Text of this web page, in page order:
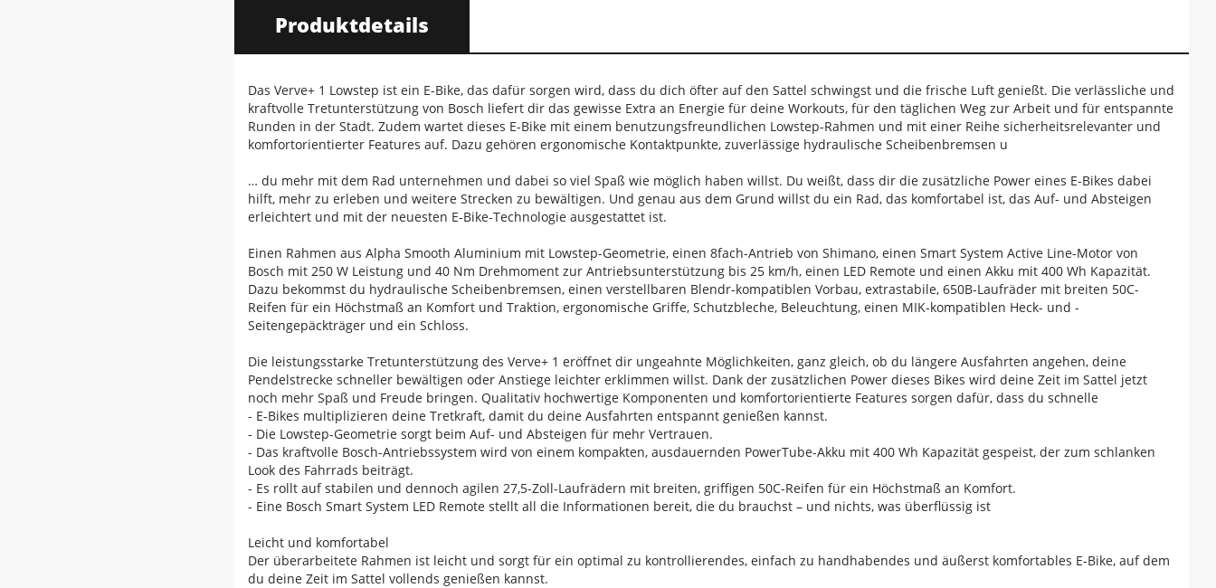
Produktdetails
Das Verve+ 1 Lowstep ist ein E-Bike, das dafür sorgen wird, dass du dich öfter auf den Sattel schwingst und die frische Luft genießt. Die verlässliche und
kraftvolle Tretunterstützung von Bosch liefert dir das gewisse Extra an Energie für deine Workouts, für den täglichen Weg zur Arbeit und für entspannte
Runden in der Stadt. Zudem wartet dieses E-Bike mit einem benutzungsfreundlichen Lowstep-Rahmen und mit einer Reihe sicherheitsrelevanter und
komfortorientierter Features auf. Dazu gehören ergonomische Kontaktpunkte, zuverlässige hydraulische Scheibenbremsen u
… du mehr mit dem Rad unternehmen und dabei so viel Spaß wie möglich haben willst. Du weißt, dass dir die zusätzliche Power eines E-Bikes dabei
hilft, mehr zu erleben und weitere Strecken zu bewältigen. Und genau aus dem Grund willst du ein Rad, das komfortabel ist, das Auf- und Absteigen
erleichtert und mit der neuesten E-Bike-Technologie ausgestattet ist.
Einen Rahmen aus Alpha Smooth Aluminium mit Lowstep-Geometrie, einen 8fach-Antrieb von Shimano, einen Smart System Active Line-Motor von
Bosch mit 250 W Leistung und 40 Nm Drehmoment zur Antriebsunterstützung bis 25 km/h, einen LED Remote und einen Akku mit 400 Wh Kapazität.
Dazu bekommst du hydraulische Scheibenbremsen, einen verstellbaren Blendr-kompatiblen Vorbau, extrastabile, 650B-Laufräder mit breiten 50C-
Reifen für ein Höchstmaß an Komfort und Traktion, ergonomische Griffe, Schutzbleche, Beleuchtung, einen MIK-kompatiblen Heck- und -
Seitengepäckträger und ein Schloss.
Die leistungsstarke Tretunterstützung des Verve+ 1 eröffnet dir ungeahnte Möglichkeiten, ganz gleich, ob du längere Ausfahrten angehen, deine
Pendelstrecke schneller bewältigen oder Anstiege leichter erklimmen willst. Dank der zusätzlichen Power dieses Bikes wird deine Zeit im Sattel jetzt
noch mehr Spaß und Freude bringen. Qualitativ hochwertige Komponenten und komfortorientierte Features sorgen dafür, dass du schnelle
- E-Bikes multiplizieren deine Tretkraft, damit du deine Ausfahrten entspannt genießen kannst.
- Die Lowstep-Geometrie sorgt beim Auf- und Absteigen für mehr Vertrauen.
- Das kraftvolle Bosch-Antriebssystem wird von einem kompakten, ausdauernden PowerTube-Akku mit 400 Wh Kapazität gespeist, der zum schlanken
Look des Fahrrads beiträgt.
- Es rollt auf stabilen und dennoch agilen 27,5-Zoll-Laufrädern mit breiten, griffigen 50C-Reifen für ein Höchstmaß an Komfort.
- Eine Bosch Smart System LED Remote stellt all die Informationen bereit, die du brauchst – und nichts, was überflüssig ist
Leicht und komfortabel
Der überarbeitete Rahmen ist leicht und sorgt für ein optimal zu kontrollierendes, einfach zu handhabendes und äußerst komfortables E-Bike, auf dem
du deine Zeit im Sattel vollends genießen kannst.